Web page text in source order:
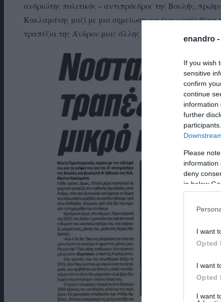
enandro -
If you wish
sensitive
confirm
continue
information
further
Please
information
deny
in below
I want
Opted
I want
Opted
I want
ανδριώτης πολιτικός – αντιπρόεδρος της Βουλής,
Κακλαμάνης μαζί με μια σημείωση: να ένα ωραίο
τραπέζια της Άνδρου μιας άλλης εποχής…